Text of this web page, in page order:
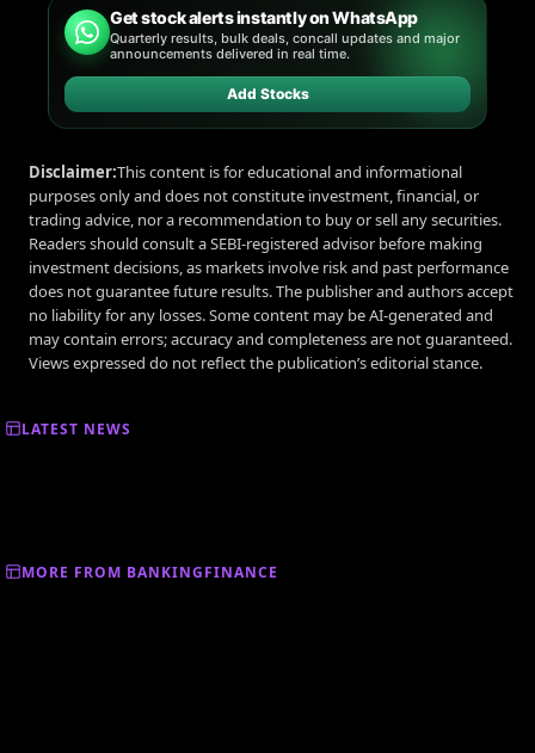
Get stock alerts instantly on WhatsApp
Quarterly results, bulk deals, concall updates and major
announcements delivered in real time.
Add Stocks
Disclaimer:This content is for educational and informational
purposes only and does not constitute investment, financial, or
trading advice, nor a recommendation to buy or sell any securities.
Readers should consult a SEBI-registered advisor before making
investment decisions, as markets involve risk and past performance
does not guarantee future results. The publisher and authors accept
no liability for any losses. Some content may be AI-generated and
may contain errors; accuracy and completeness are not guaranteed.
Views expressed do not reflect the publication’s editorial stance.
LATEST NEWS
MORE FROM BANKINGFINANCE